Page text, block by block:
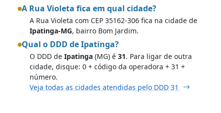
A Rua Violeta fica em qual cidade?
A Rua Violeta com CEP 35162-306 fica na cidade de
Ipatinga-MG, bairro Bom Jardim.
Qual o DDD de Ipatinga?
O DDD de Ipatinga (MG) é 31. Para ligar de outra
cidade, disque: 0 + código da operadora + 31 +
número.
Veja todas as cidades atendidas pelo DDD 31